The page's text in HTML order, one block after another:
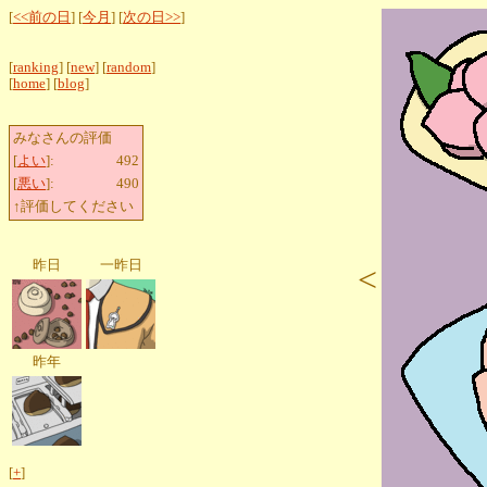
[<<前の日 ] [今月 ] [次の日>>]
[ranking] [new] [random]
[home] [blog]
みなさんの評価
[よい]:
492
[悪い]:
490
↑評価してください
昨日 一昨日
昨年
[+]
<